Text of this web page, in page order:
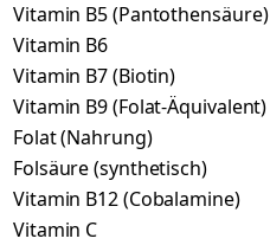
Vitamin B5 (Pantothensäure)
Vitamin B6
Vitamin B7 (Biotin)
Vitamin B9 (Folat-Äquivalent)
Folat (Nahrung)
Folsäure (synthetisch)
Vitamin B12 (Cobalamine)
Vitamin C